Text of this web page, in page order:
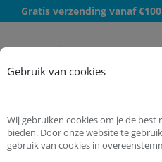
Gebruik van cookies
Wij gebruiken cookies om je de best
bieden. Door onze website te
gebruik van cookies in
Gratis verzending vanaf
Startpagina